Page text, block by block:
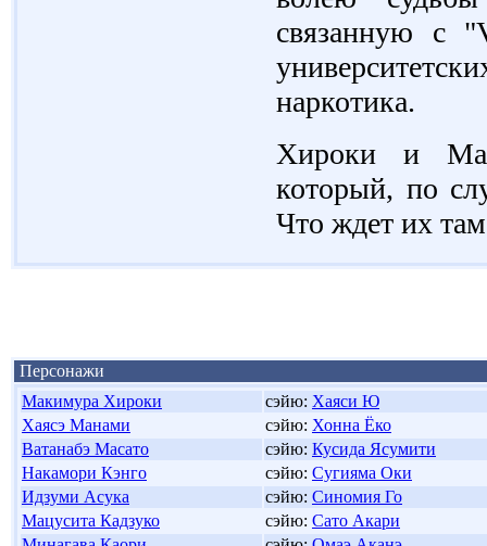
связанную с
наркотика.
Хироки и
который, по
Что ждет их
Персонажи
Макимура Хироки
сэйю: Хаяси Ю
Хаясэ Манами
сэйю: Хонна Ёко
Ватанабэ Масато
сэйю: Кусида Ясумити
Накамори Кэнго
сэйю: Сугияма Оки
Идзуми Асука
сэйю: Синомия Го
Мацусита Кадзуко
сэйю: Сато Акари